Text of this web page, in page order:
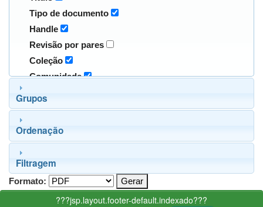
Tipo de documento
Handle
Revisão por pares
Coleção
Comunidade
Grupos
Ordenação
Filtragem
Formato:
???jsp.layout.footer-default.indexado???